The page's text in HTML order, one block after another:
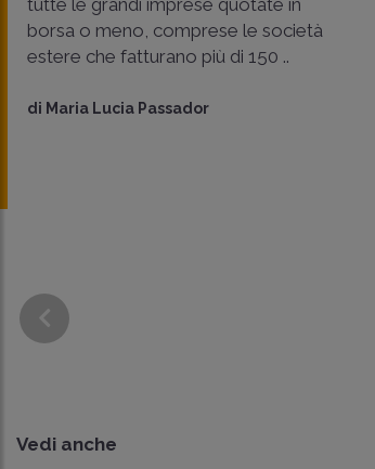
borsa o meno, comprese le società
estere che fatturano più di 150 ..
di Maria Lucia Passador
Vedi anche